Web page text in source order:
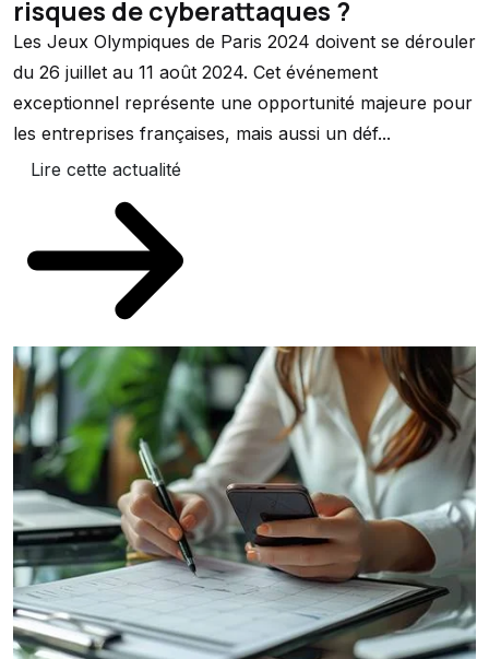
risques de cyberattaques ?
Les Jeux Olympiques de Paris 2024 doivent se dérouler
du 26 juillet au 11 août 2024. Cet événement
exceptionnel représente une opportunité majeure pour
les entreprises françaises, mais aussi un déf...
Lire cette actualité